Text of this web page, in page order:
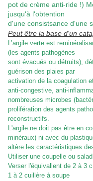
pot de crème anti-ride !)
jusqu'à l'obtention
d'une consistsance d'une
Peut être la base d'un
L’argile verte est
(les agents pathogènes
sont évacués ou détruits),
guérison des plaies par
activation de la coagulation
anti-congestive, anti-
nombreuses microbes
prolifération des agents
reconstructifs.
L'argile ne doit pas être en
minéraux) ni avec du
altère les caractéristiques
Utiliser une coupelle ou
Verser l'équivallent de 2 à 3
1 à 2 cuillère à soupe